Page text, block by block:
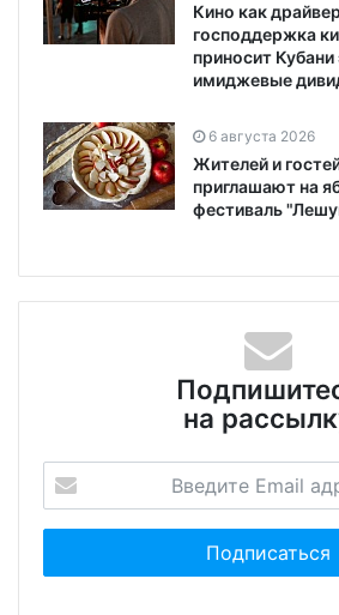
Кино как
господдержка
приносит
имиджевые
6 августа 2026
Жителей и
приглашают на
фестиваль
на